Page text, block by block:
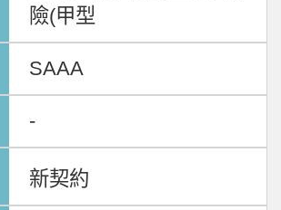
險(甲型
SAAA
-
新契約